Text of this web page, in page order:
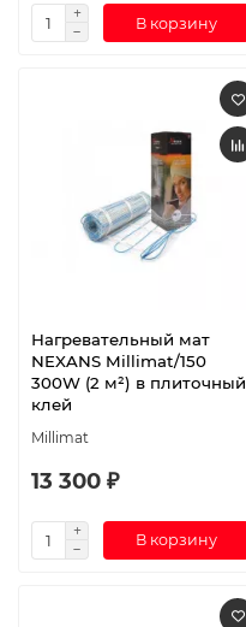
В корзину
Нагревательный мат
NEXANS Millimat/150
300W (2 м²) в плиточный
клей
Millimat
13 300 ₽
В корзину